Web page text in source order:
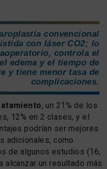
convencional
con láser CO2; lo
controla el
edema y el tiempo de
y tiene menor tasa de
complicaciones.
, un 21% de los
12% en 2 clases, y el
podrían ser mejores
adicionales; como
de algunos estudios (16,
alcanzar un resultado más